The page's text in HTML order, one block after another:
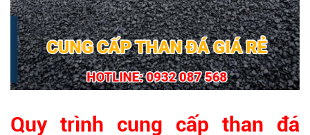
Quy trình cung cấp than đá